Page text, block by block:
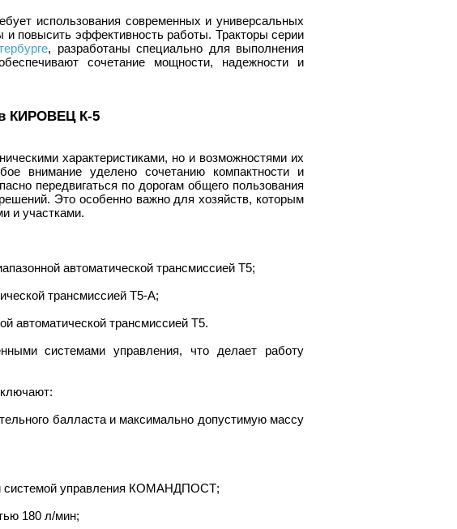
использования современных и универсальных
и повысить эффективность работы. Тракторы серии
, разработаны специально для выполнения
сочетание мощности, надежности и
КИРОВЕЦ К-5
характеристиками, но и возможностями их
внимание уделено сочетанию компактности и
передвигаться по дорогам общего пользования
Это особенно важно для хозяйств, которым
и участками.
автоматической трансмиссией Т5;
трансмиссией Т5-А;
автоматической трансмиссией Т5.
системами управления, что делает работу
балласта и максимально допустимую массу
системой управления КОМАНДПОСТ;
180 л/мин;